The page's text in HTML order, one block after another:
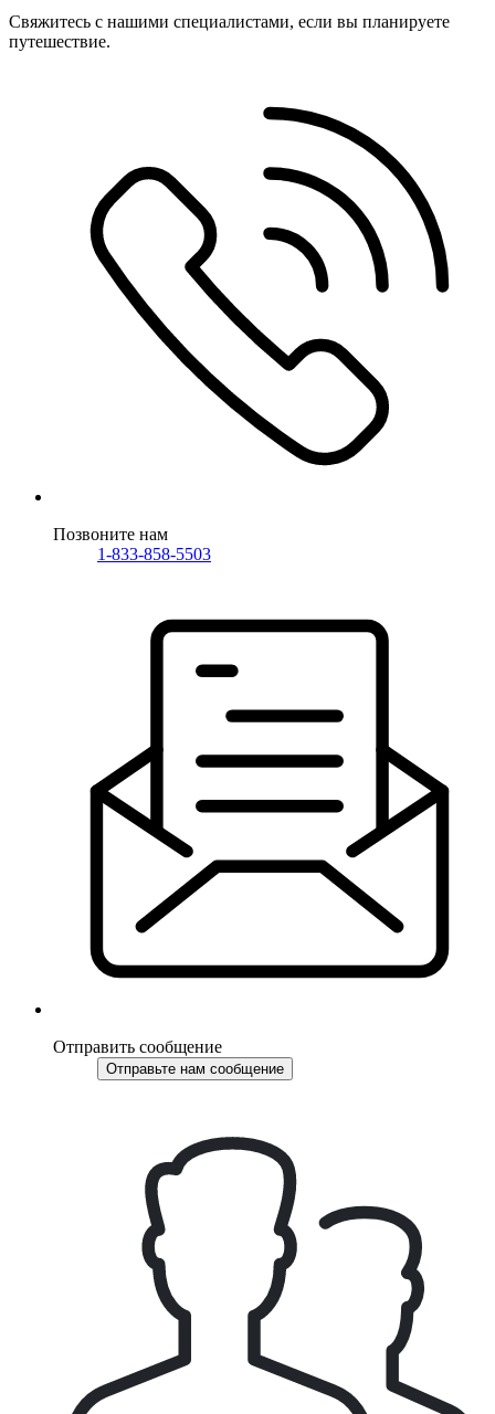
Свяжитесь с нашими специалистами, если вы планируете
путешествие.
Позвоните нам
1-833-858-5503
Отправить сообщение
Отправьте нам сообщение